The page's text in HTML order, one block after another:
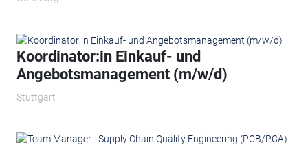
Koordinator:in Einkauf- und
Angebotsmanagement (m/w/d)
Stuttgart